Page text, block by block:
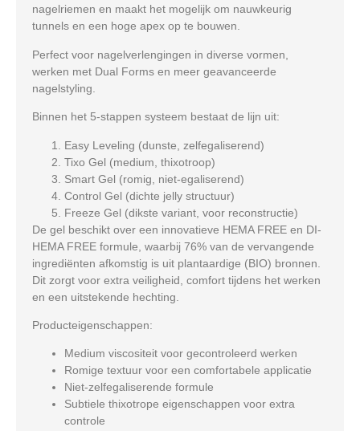
nagelriemen en maakt het mogelijk om nauwkeurig
tunnels en een hoge apex op te bouwen.
Perfect voor nagelverlengingen in diverse vormen,
werken met Dual Forms en meer geavanceerde
nagelstyling.
Binnen het 5-stappen systeem bestaat de lijn uit:
Easy Leveling (dunste, zelfegaliserend)
Tixo Gel (medium, thixotroop)
Smart Gel (romig, niet-egaliserend)
Control Gel (dichte jelly structuur)
Freeze Gel (dikste variant, voor reconstructie)
De gel beschikt over een innovatieve HEMA FREE en DI-
HEMA FREE formule , waarbij 76% van de vervangende
ingrediënten afkomstig is uit plantaardige (BIO) bronnen
Dit zorgt voor extra veiligheid, comfort tijdens het werken
en een uitstekende hechting.
Producteigenschappen:
Medium viscositeit voor gecontroleerd werken
Romige textuur voor een comfortabele applicatie
Niet-zelfegaliserende formule
Subtiele thixotrope eigenschappen voor extra
controle